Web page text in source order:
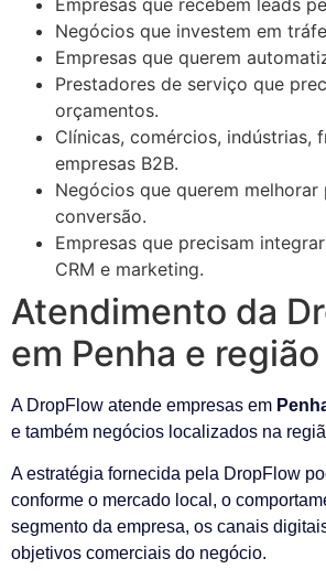
Negócios que investem em
Empresas que querem
Prestadores de serviço que
orçamentos.
Clínicas, comércios, indústrias,
empresas B2B.
Negócios que querem
conversão.
Empresas que precisam
CRM e marketing.
Atendimento da
em Penha e região
A DropFlow atende empresas em
e também negócios localizados na
A estratégia fornecida pela DropFlow
conforme o mercado local, o
segmento da empresa, os canais
objetivos comerciais do negócio.